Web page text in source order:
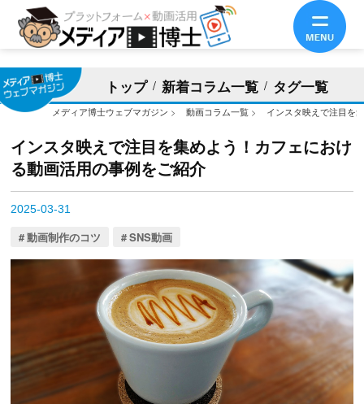
トップ 新着コラム一覧 タグ一覧
メディア博士ウェブマガジン > 動画コラム一覧 > インスタ映えで注目を
インスタ映えで注目を集めよう！カフェにおけ
る動画活用の事例をご紹介
2025-03-31
動画制作のコツ SNS動画